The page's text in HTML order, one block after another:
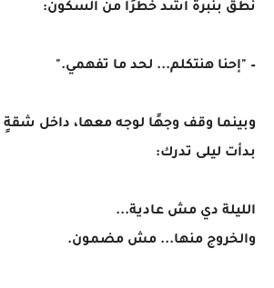
نطق بنبرة أشد خطرًا من السكون:
– "إحنا هنتكلم... لحد ما تفهمي."
وبينما وقف وجهًا لوجه معها، داخل شقةٍ
بدأت ليلى تدرك:
الليلة دي مش عادية...
والخروج منها... مش مضمون.